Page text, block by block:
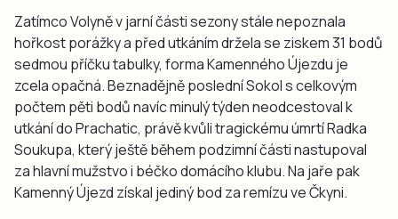
Zatímco Volyně v jarní části sezony stále nepoznala
hořkost porážky a před utkáním držela se ziskem 31 bodů
sedmou příčku tabulky, forma Kamenného Újezdu je
zcela opačná. Beznadějně poslední Sokol s celkovým
počtem pěti bodů navíc minulý týden neodcestoval k
utkání do Prachatic, právě kvůli tragickému úmrtí Radka
Soukupa, který ještě během podzimní části nastupoval
za hlavní mužstvo i béčko domácího klubu. Na jaře pak
Kamenný Újezd získal jediný bod za remízu ve Čkyni.